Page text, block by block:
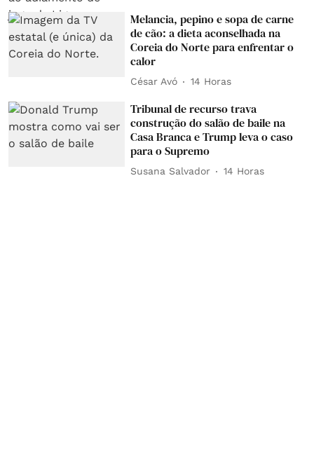
Melancia, pepino e sopa de carne
de cão: a dieta aconselhada na
Coreia do Norte para enfrentar o
calor
César Avó 14 Horas
Tribunal de recurso trava
construção do salão de baile na
Casa Branca e Trump leva o caso
para o Supremo
Susana Salvador 14 Horas